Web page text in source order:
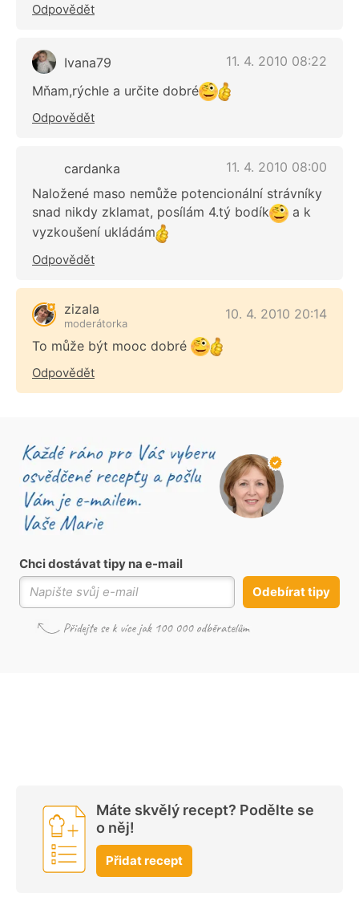
Odpovědět
Ivana79
11. 4. 2010 08:22
Mňam,rýchle a určite dobré
Odpovědět
cardanka
11. 4. 2010 08:00
Naložené maso nemůže potencionální strávníky
snad nikdy zklamat, posílám 4.tý bodík
a k
vyzkoušení ukládám
Odpovědět
zizala
moderátorka
10. 4. 2010 20:14
To může být mooc dobré
Odpovědět
Chci dostávat tipy na e-mail
Odebírat tipy
Máte skvělý recept? Podělte se
o něj!
Přidat recept